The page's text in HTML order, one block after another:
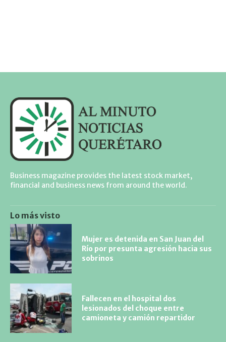
Business magazine provides the latest stock market,
financial and business news from around the world.
Lo más visto
Mujer es detenida en San Juan del
Río por presunta agresión hacia sus
sobrinos
Fallecen en el hospital dos
lesionados del choque entre
camioneta y camión repartidor